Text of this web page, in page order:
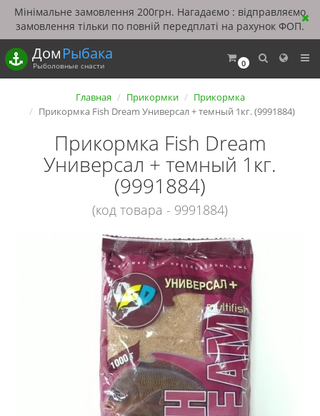
Мінімальне замовлення 200грн. Нагадаємо : відправляємо
замовлення тільки по повній передплаті на рахунок ФОП.
0
ДомРыбака
Рыболовные снасти
Главная Прикормки
Прикормка
Прикормка Fish Dream Универсал + темный 1кг. (9991884)
Прикормка Fish Dream
Универсал + темный 1кг.
(9991884)
(код товара - 9991884)